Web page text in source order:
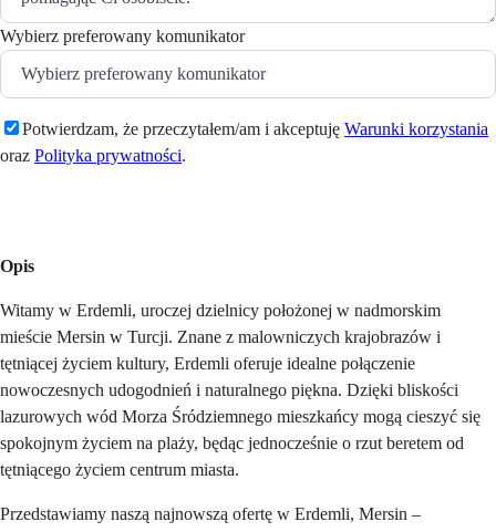
Wybierz preferowany komunikator
Potwierdzam, że przeczytałem/am i akceptuję Warunki korzystania
oraz Polityka prywatności.
Opis
Witamy w Erdemli, uroczej dzielnicy położonej w nadmorskim
mieście Mersin w Turcji. Znane z malowniczych krajobrazów i
tętniącej życiem kultury, Erdemli oferuje idealne połączenie
nowoczesnych udogodnień i naturalnego piękna. Dzięki bliskości
lazurowych wód Morza Śródziemnego mieszkańcy mogą cieszyć się
spokojnym życiem na plaży, będąc jednocześnie o rzut beretem od
tętniącego życiem centrum miasta.
Przedstawiamy naszą najnowszą ofertę w Erdemli, Mersin –